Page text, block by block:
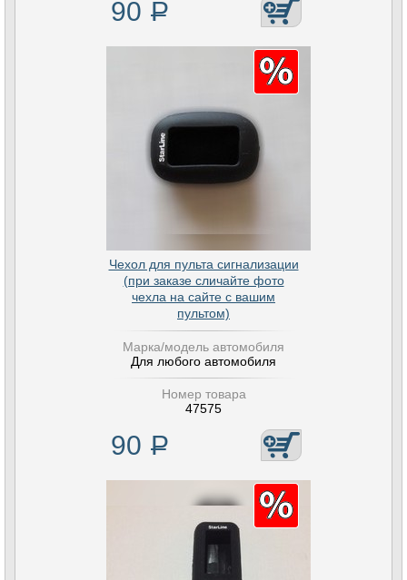
90 Р
Чехол для пульта сигнализации
(при заказе сличайте фото
чехла на сайте с вашим
пультом)
Марка/модель автомобиля
Для любого автомобиля
Номер товара
47575
90 Р